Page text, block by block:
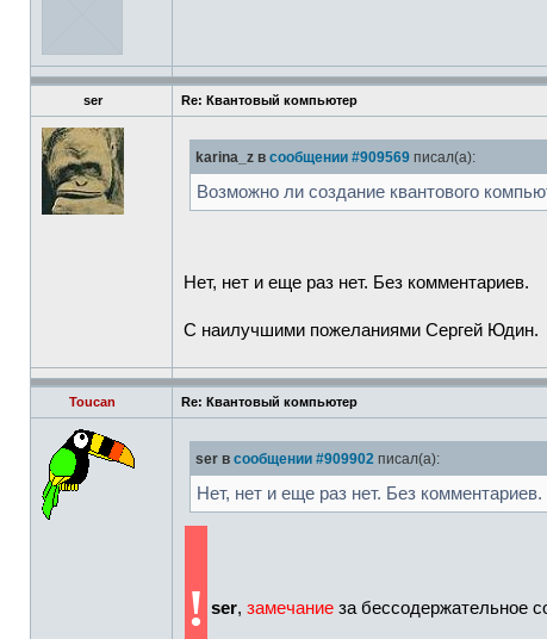
ser Re: Квантовый компьютер
karina_z в сообщении #909569 писал(а):
Возможно ли создание квантового
Нет, нет и еще раз нет. Без комментариев.
С наилучшими пожеланиями Сергей Юдин.
Toucan Re: Квантовый компьютер
ser в сообщении #909902 писал(а):
Нет, нет и еще раз нет. Без комментариев.
! ser, замечание за бессодержательное